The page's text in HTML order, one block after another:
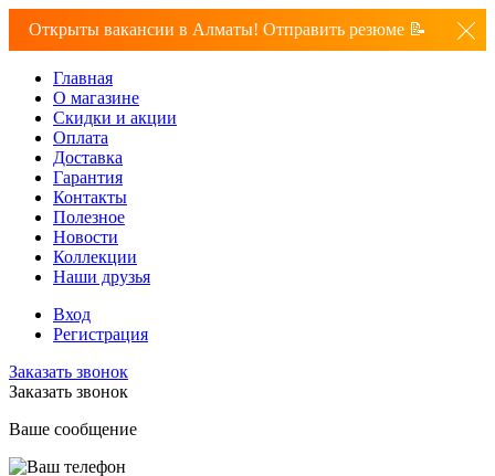
Открыты вакансии в Алматы! Отправить резюме 📝
Главная
О магазине
Скидки и акции
Оплата
Доставка
Гарантия
Контакты
Полезное
Новости
Коллекции
Наши друзья
Вход
Регистрация
Заказать звонок
Заказать звонок
Ваше сообщение